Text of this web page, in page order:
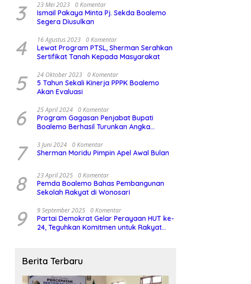
3 23 Mei 2023 0 Komentar
Ismail Pakaya Minta Pj. Sekda Boalemo
Segera Diusulkan
4 16 Agustus 2023 0 Komentar
Lewat Program PTSL, Sherman Serahkan
Sertifikat Tanah Kepada Masyarakat
5 24 Oktober 2023 0 Komentar
5 Tahun Sekali Kinerja PPPK Boalemo
Akan Evaluasi
6 25 April 2024 0 Komentar
Program Gagasan Penjabat Bupati
Boalemo Berhasil Turunkan Angka
7 3 Juni 2024 0 Komentar
Sherman Moridu Pimpin Apel Awal Bulan
8 23 April 2025 0 Komentar
Pemda Boalemo Bahas Pembangunan
Sekolah Rakyat di Wonosari
9 9 September 2025 0 Komentar
Partai Demokrat Gelar Perayaan HUT ke-
24, Teguhkan Komitmen untuk Rakyat
Berita Terbaru